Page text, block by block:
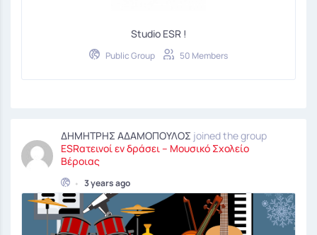
Studio ESR !
Public Group 50 Members
ΔΗΜΗΤΡΗΣ ΑΔΑΜΟΠΟΥΛΟΣ joined the group
ESRατεινοί εν δράσει – Μουσικό Σχολείο
Βέροιας
• 3 years ago